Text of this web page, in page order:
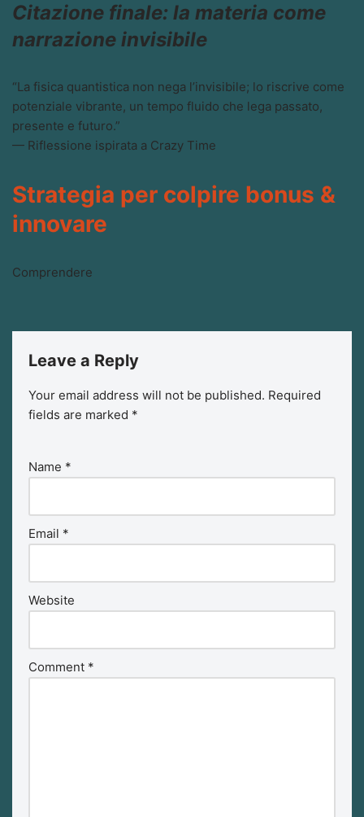
Citazione finale: la materia come
narrazione invisibile
“La fisica quantistica non nega l’invisibile; lo riscrive come
potenziale vibrante, un tempo fluido che lega passato,
presente e futuro.”
— Riflessione ispirata a Crazy Time
Strategia per colpire bonus &
innovare
Comprendere
Leave a Reply
Your email address will not be published. Required
fields are marked *
Name *
Email *
Website
Comment *